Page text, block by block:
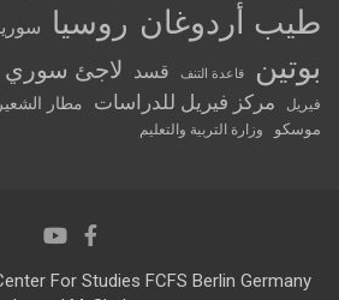
طيب أردوغان روسيا
بوتين
قاعدة التنف قسد لاجئ سوري
فيريل
مركز فيريل للدراسات مطار
موسكو
وزارة التربية والتعليم
For Studies FCFS Berlin Germany